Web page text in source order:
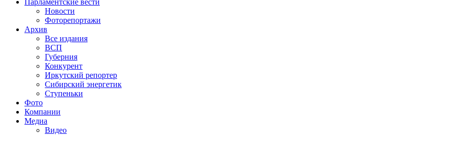
Новости
Фоторепортажи
Архив
Все издания
ВСП
Губерния
Конкурент
Иркутский репортер
Сибирский энергетик
Ступеньки
Фото
Компании
Медиа
Видео